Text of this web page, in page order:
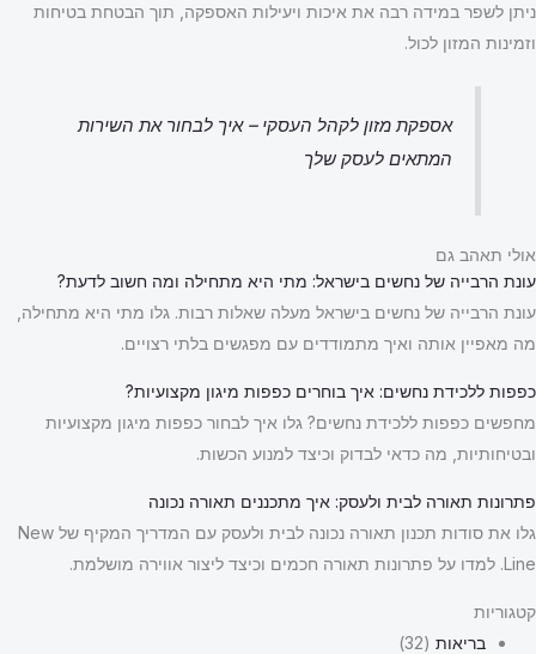
ניתן לשפר במידה רבה את איכות ויעילות האספקה, תוך הבטחת בטיחות
וזמינות המזון לכול.
אספקת מזון לקהל העסקי – איך לבחור את השירות
המתאים לעסק שלך
אולי תאהב גם
עונת הרבייה של נחשים בישראל: מתי היא מתחילה ומה חשוב לדעת?
עונת הרבייה של נחשים בישראל מעלה שאלות רבות. גלו מתי היא מתחילה,
מה מאפיין אותה ואיך מתמודדים עם מפגשים בלתי רצויים.
כפפות ללכידת נחשים: איך בוחרים כפפות מיגון מקצועיות?
מחפשים כפפות ללכידת נחשים? גלו איך לבחור כפפות מיגון מקצועיות
ובטיחותיות, מה כדאי לבדוק וכיצד למנוע הכשות.
פתרונות תאורה לבית ולעסק: איך מתכננים תאורה נכונה
גלו את סודות תכנון תאורה נכונה לבית ולעסק עם המדריך המקיף של New
Line. למדו על פתרונות תאורה חכמים וכיצד ליצור אווירה מושלמת.
קטגוריות
בריאות (32)